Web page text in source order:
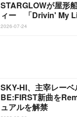
STARGLOWが屋形
ィー 「Drivin' My
2026-07-24
SKY-HI、主宰レー
BE:FIRST新曲を
ュアルを解禁